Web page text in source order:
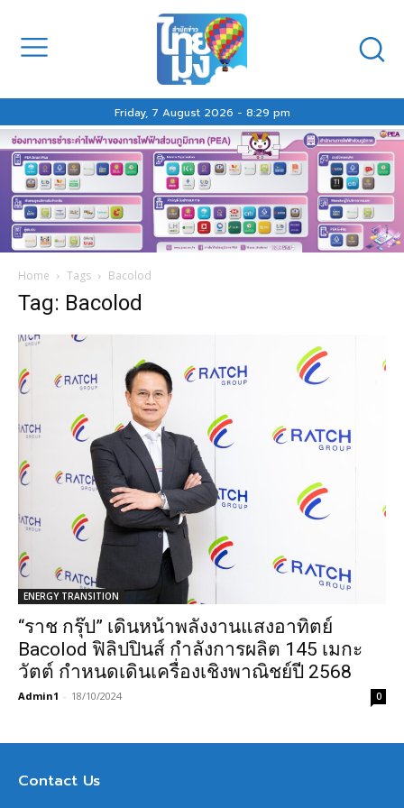
Friday, 7 August 2026 - 8:29 pm
Home Tags Bacolod
Tag: Bacolod
ENERGY TRANSITION
“ราช กรุ๊ป” เดินหน้าพลังงานแสงอาทิตย์
Bacolod ฟิลิปปินส์ กำลังการผลิต 145 เมกะ
วัตต์ กำหนดเดินเครื่องเชิงพาณิชย์ปี 2568
Admin1 - 18/10/2024 0
Contact Us